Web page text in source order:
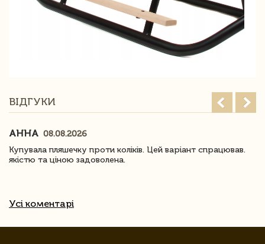
ВІДГУКИ
АННА 08.08.2026
Купувала пляшечку проти коліків. Цей варіант спрацював.
якістю та ціною задоволена.
Усі коментарі